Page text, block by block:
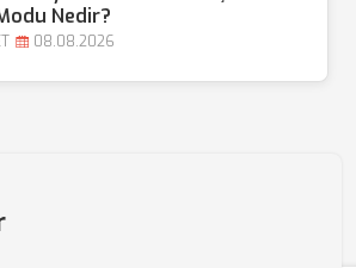
Nedir?
08.08.2026